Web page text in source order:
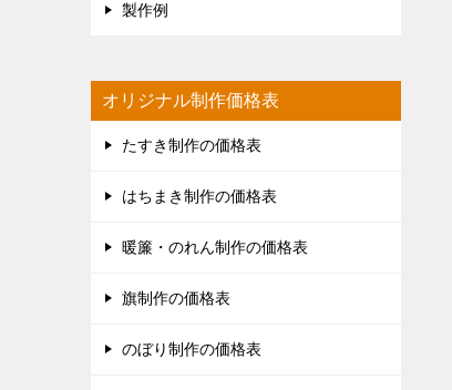
製作例
オリジナル制作価格表
たすき制作の価格表
はちまき制作の価格表
暖簾・のれん制作の価格表
旗制作の価格表
のぼり制作の価格表